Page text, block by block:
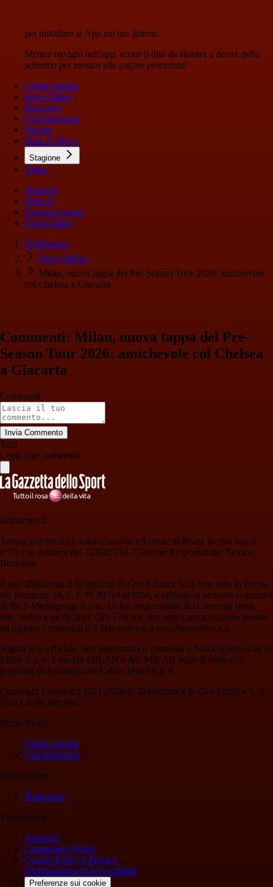
per installare la App sul tuo Iphone.
Mentre navighi nell'app, scorri il dito da sinistra a destra dello
schermo per tornare alle pagine precedenti
Ultime notizie
News Milan
Rassegna
Calciomercato
Pagelle
Serie A News
Stagione
Video
Stagione
Serie A
Europa League
Coppa Italia
Il Milanista
News Milan
Milan, nuova tappa del Pre-Season Tour 2026: amichevole
col Chelsea a Giacarta
Commenti: Milan, nuova tappa del Pre-
Season Tour 2026: amichevole col Chelsea
a Giacarta
Commenti
Invia Commento
Tutti
Leggi altri commenti
Ilmilanista.it
Testata giornalistica autorizzazione tribunale di Roma iscritta con il
n°78 con delibera del 12/04/2018. Direttore Responsabile: Stefano
Benedetti
Il sito IlMilanista.it di titolarità di Geo Editrice S.r.l. con sede in Roma,
via Bomarzo 34, C.F./PI 09724341004, è affiliato al network Gazzanet
di RCS Mediagroup S.p.a.. Unico responsabile dei contenuti (testi,
foto, video e grafiche) è Geo Editrice; per ogni comunicazione avente
ad oggetto i contenuti del Sito scrivere a info@geoeditrice.it
Pagina non ufficiale, non autorizzata o connessa a Associazione Calcio
Milan S.p.A. I marchi MILAN e AC MILAN sono di esclusiva
proprietà di Associazione Calcio Milan S.p.A..
Copyright Copyright 2021-2026 © IlMilanista.it & Geo Editrice S.r.l |
Tutti i diritti riservati.
Primo Piano
Ultime notizie
Calciomercato
Informazioni
Redazione
Trasparenza
Archivio
Community Policy
Cookie Policy e Privacy
Dichiarazione di accessibilità
Preferenze sui cookie